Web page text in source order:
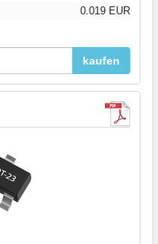
0.019 EUR
kaufen